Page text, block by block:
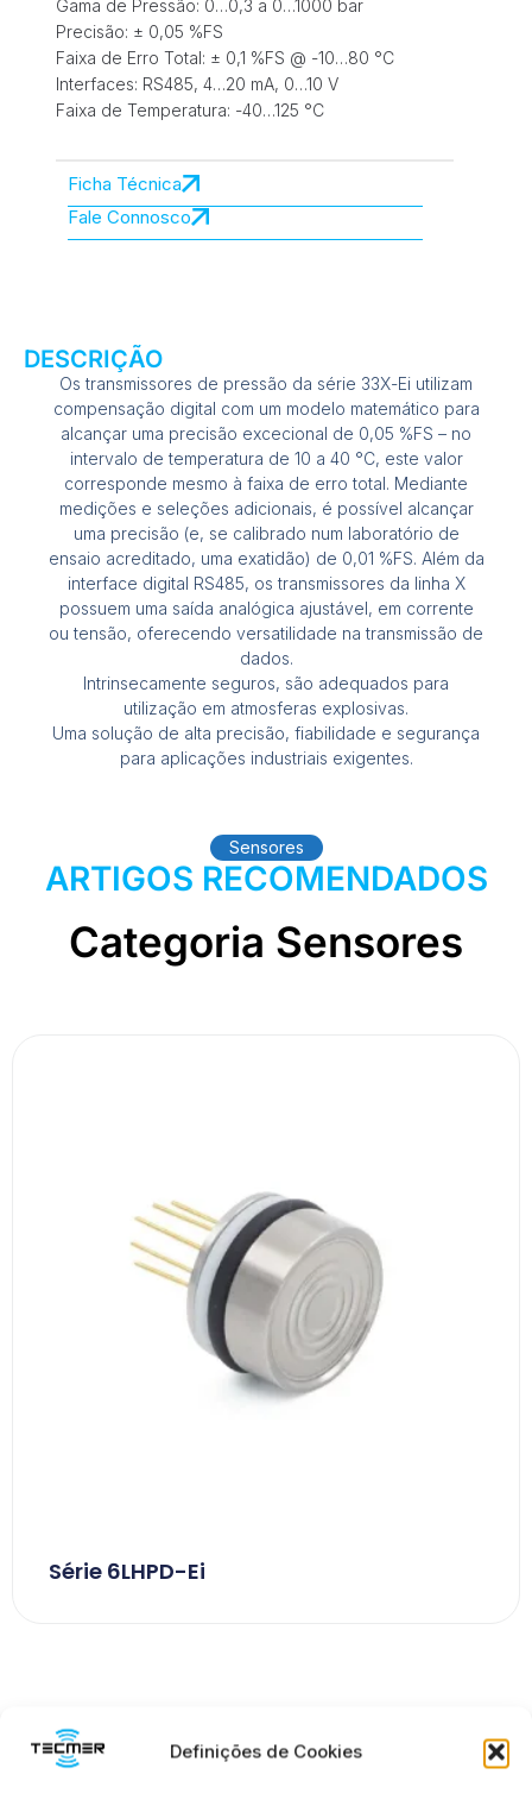
Definições de Cookies
Gama de Pressão: 0…0,3 a 0…1000 bar
Precisão: ± 0,05 %FS
Faixa de Erro Total: ± 0,1 %FS @ -10…80 °C
Interfaces: RS485, 4…20 mA, 0…10 V
Faixa de Temperatura: -40…125 °C
Ficha Técnica
Fale Connosco
DESCRIÇÃO
Os transmissores de pressão da série 33X-Ei utilizam
compensação digital com um modelo matemático para
alcançar uma precisão excecional de 0,05 %FS – no
intervalo de temperatura de 10 a 40 °C, este valor
corresponde mesmo à faixa de erro total. Mediante
medições e seleções adicionais, é possível alcançar
uma precisão (e, se calibrado num laboratório de
ensaio acreditado, uma exatidão) de 0,01 %FS. Além da
interface digital RS485, os transmissores da linha X
possuem uma saída analógica ajustável, em corrente
ou tensão, oferecendo versatilidade na transmissão de
dados.
Intrinsecamente seguros, são adequados para
utilização em atmosferas explosivas.
Uma solução de alta precisão, fiabilidade e segurança
para aplicações industriais exigentes.
Sensores
ARTIGOS RECOMENDADOS
Categoria Sensores
Série 6LHPD-Ei